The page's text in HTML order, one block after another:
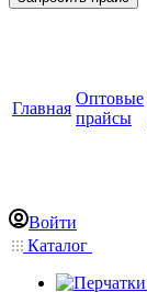
Главная
Оптовые
прайсы
Войти
Каталог